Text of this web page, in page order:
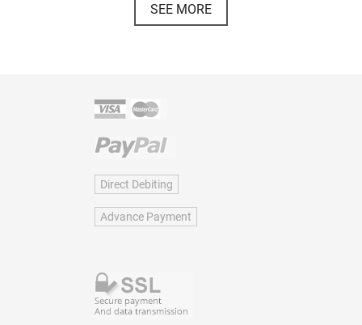
SEE MORE
Direct Debiting
Advance Payment